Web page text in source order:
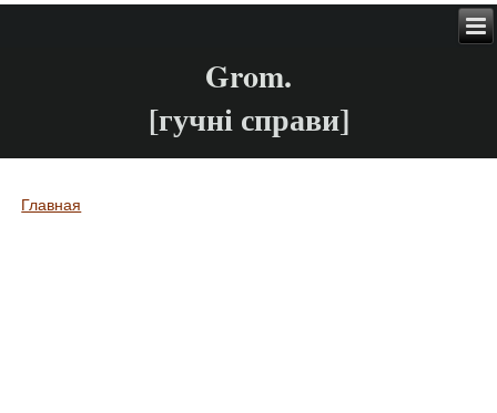
Grom.
[гучні справи]
Вы здесь
Главная